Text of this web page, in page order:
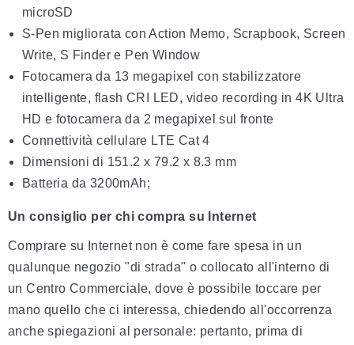
microSD
S-Pen migliorata con Action Memo, Scrapbook, Screen
Write, S Finder e Pen Window
Fotocamera da 13 megapixel con stabilizzatore
intelligente, flash CRI LED, video recording in 4K Ultra
HD e fotocamera da 2 megapixel sul fronte
Connettività cellulare LTE Cat 4
Dimensioni di 151.2 x 79.2 x 8.3 mm
Batteria da 3200mAh;
Un consiglio per chi compra su Internet
Comprare su Internet non è come fare spesa in un
qualunque negozio "di strada" o collocato all'interno di
un Centro Commerciale, dove è possibile toccare per
mano quello che ci interessa, chiedendo all'occorrenza
anche spiegazioni al personale: pertanto, prima di